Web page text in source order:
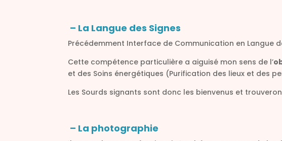
– La Langue des Signes
Précédemment Interface de Communication en Langue
Cette compétence particulière a aiguisé mon sens de l’
et des Soins énergétiques (Purification des lieux et des
Les Sourds signants sont donc les bienvenus et
– La photographie